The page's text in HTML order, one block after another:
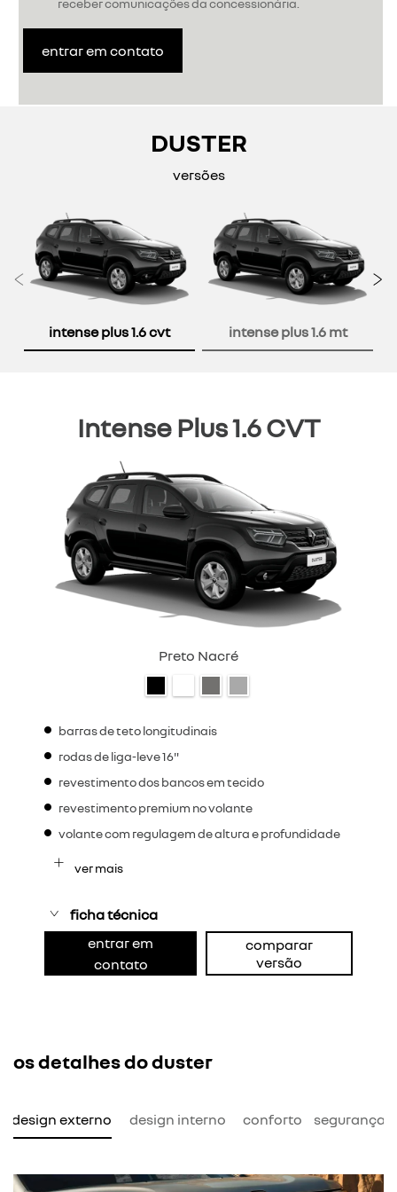
entrar em contato
DUSTER
versões
intense plus 1.6 cvt intense plus 1.6 mt
Anterior
Intense Plus 1.6 CVT
Preto Nacré
barras de teto longitudinais
rodas de liga-leve 16"
revestimento dos bancos em tecido
revestimento premium no volante
volante com regulagem de altura e profundidade
ver mais
ficha técnica
entrar em
contato
comparar
versão
os detalhes do duster
design externo design interno conforto segurança